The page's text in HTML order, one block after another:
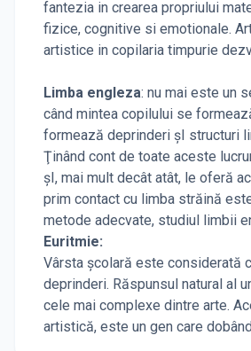
fantezia in crearea propriului
fizice, cognitive si emotionale.
artistice in copilaria timpurie
Limba engleza: nu mai este un
când mintea copilului se
formează deprinderi şI structuri
Ţinând cont de toate aceste
şI, mai mult decât atât, le oferă
prim contact cu limba străină
metode adecvate, studiul limbii
Euritmie:
Vârsta şcolară este considerată
deprinderi. Răspunsul natural al
cele mai complexe dintre arte.
artistică, este un gen care